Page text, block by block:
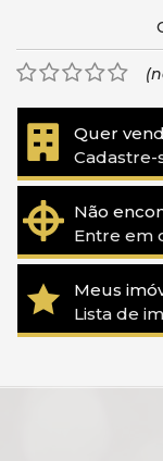
Quer
Cadastre-
Não
Entre em
Meus
Lista de